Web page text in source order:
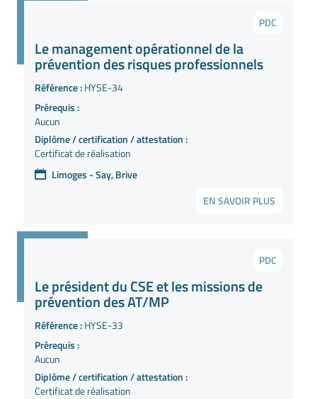
PDC
Le management opérationnel de la
prévention des risques professionnels
Référence :HYSE-34
Prérequis :
Aucun
Diplôme / certification / attestation :
Certificat de réalisation
Limoges - Say, Brive
EN SAVOIR PLUS
PDC
Le président du CSE et les missions de
prévention des AT/MP
Référence :HYSE-33
Prérequis :
Aucun
Diplôme / certification / attestation :
Certificat de réalisation